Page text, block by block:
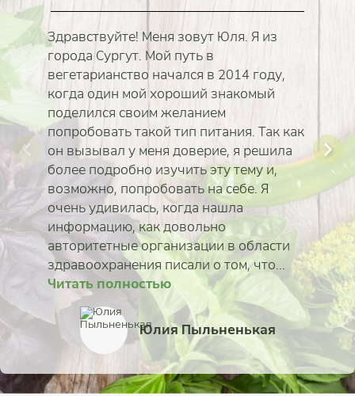
Здравствуйте! Меня зовут Юля. Я из
города Сургут. Мой путь в
вегетарианство начался в 2014 году,
когда один мой хороший знакомый
поделился своим желанием
попробовать такой тип питания. Так как
он вызывал у меня доверие, я решила
более подробно изучить эту тему и,
возможно, попробовать на себе. Я
очень удивилась, когда нашла
информацию, как довольно
авторитетные организации в области
здравоохранения писали о том, что...
Читать полностью
Юлия Пыльненькая
Читать полностью
Ирина Павловская
Читать полностью
Татьяна Еськина-
Читать полностью
Ирина Ковалёва
Читать полностью
Марина Карпова
Читать полностью
Эльвира Волкова
Читать полностью
Вадим Левашов
Читать полностью
Анастасия